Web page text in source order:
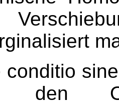
conditio
den